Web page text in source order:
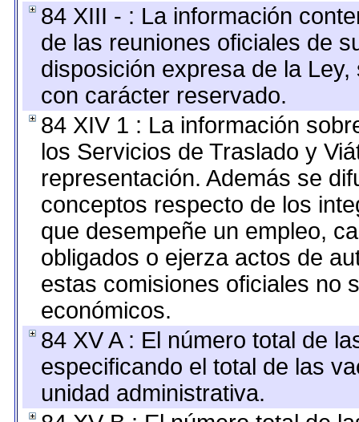
84 XIII - : La información
de las reuniones oficiales de
disposición expresa de la
con carácter reservado.
84 XIV 1 : La información
los Servicios de Traslado y
representación. Además se
conceptos respecto de los
que desempeñe un empleo,
obligados o ejerza actos de
estas comisiones oficiales no
económicos.
84 XV A : El número total de
especificando el total de las
unidad administrativa.